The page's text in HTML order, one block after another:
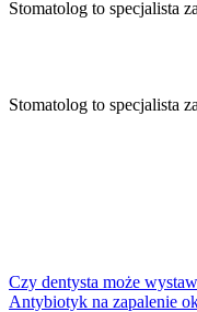
Stomatolog to specjalista
Stomatolog to specjalista
Czy dentysta może
Antybiotyk na zapalenie